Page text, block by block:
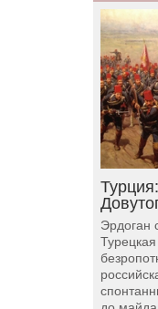
Эрдоган